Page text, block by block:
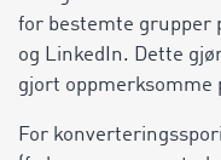
for bestemte grupper
og LinkedIn. Dette
gjort oppmerksomme
For